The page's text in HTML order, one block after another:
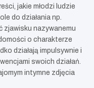
jakie młodzi ludzie
do działania np.
zjawisku nazywanemu
o charakterze
działają impulsywnie i
swoich działań.
intymne zdjęcia